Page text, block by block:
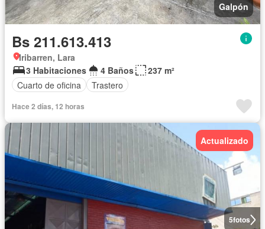
Galpón
Bs 211.613.413
Iribarren, Lara
3 Habitaciones
4 Baños
237 m²
Cuarto de oficina
Trastero
Hace 2 días, 12 horas
5fotos
Actualizado